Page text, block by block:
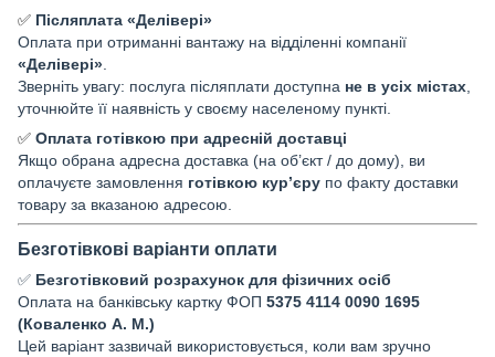
✅ Післяплата «Делівері»
Оплата при отриманні вантажу на відділенні компанії
«Делівері»
Зверніть увагу: послуга післяплати доступна не в усіх містах
уточнюйте її наявність у своєму населеному пункті.
✅ Оплата готівкою при адресній доставці
Якщо обрана адресна доставка (на об’єкт / до дому), ви
оплачуєте замовлення готівкою кур’єру по факту доставки
товару за вказаною адресою.
Безготівкові варіанти оплати
✅ Безготівковий розрахунок для фізичних осіб
Оплата на банківську картку ФОП 5375 4114 0090 1695
(Коваленко А. М.)
Цей варіант зазвичай використовується, коли вам зручно